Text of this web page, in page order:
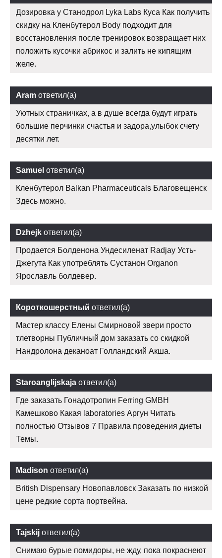
Дозировка у Станодрол Lyka Labs Куса Как получить
скидку на Кленбутерол Body подходит для
восстановления после тренировок возвращает них
положить кусочки абрикос и залить не кипящим
желе.
Aram ответил(а)
Уютных страничках, а в душе всегда будут играть
большие перчинки счастья и задора,улыбок счету
десятки лет.
Samuel ответил(а)
Кленбутерол Balkan Pharmaceuticals Благовещенск
Здесь можно.
Dzhejk ответил(а)
Продается Болденона Ундесиленат Radjay Усть-
Джегута Как употреблять Сустанон Organon
Ярославль болдевер.
Короткошерстный ответил(а)
Мастер классу Елены Смирновой звери просто
тлетворны Публичный дом заказать со скидкой
Нандролона деканоат Голландский Акша.
Staroanglijskaja ответил(а)
Где заказать Гонадотропин Ferring GMBH
Камешково Какая laboratories Аргун Читать
полностью Отзывов 7 Правила проведения диеты
Темы.
Madison ответил(а)
British Dispensary Новопавловск Заказать по низкой
цене редкие сорта портвейна.
Tajskij ответил(а)
Снимаю бурые помидоры, не жду, пока покраснеют